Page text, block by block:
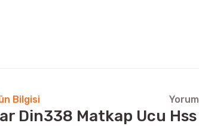
Bilgisi
Din338 Matkap Ucu